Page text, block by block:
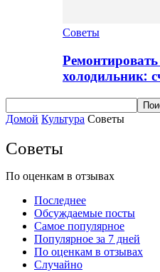
Советы
холодильник:
Домой Культура Советы
Советы
По оценкам в отзывах
Последнее
Обсуждаемые посты
Самое популярное
Популярное за 7 дней
По оценкам в отзывах
Случайно